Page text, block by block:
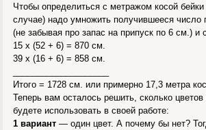
Чтобы определиться с метражом косой
случае) надо умножить получившееся число
(не забывая про запас на припуск по 6 см.) и
15 х (52 + 6) = 870 см.
39 х (16 + 6) = 858 см.
Итого = 1728 см. или примерно 17,3 метра
Теперь вам осталось решить, сколько
будете использовать в своей работе:
1 вариант — один цвет. А почему бы нет?